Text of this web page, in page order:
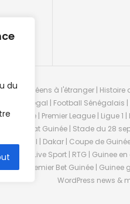
duguinéens à l'étranger |
Sénégal | Football Sénégalais |
Guinée | Premier League | Ligue 1
Guinée | Stade du 28
Senegal | Dakar | Coupe de
Guinée | Live Sport | RTG |
| Premier Bet Guinée |
WordPress news &